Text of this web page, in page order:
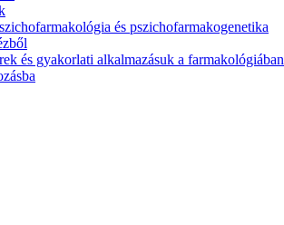
és pszichofarmakogenetika
és gyakorlati alkalmazásuk a farmakológiában